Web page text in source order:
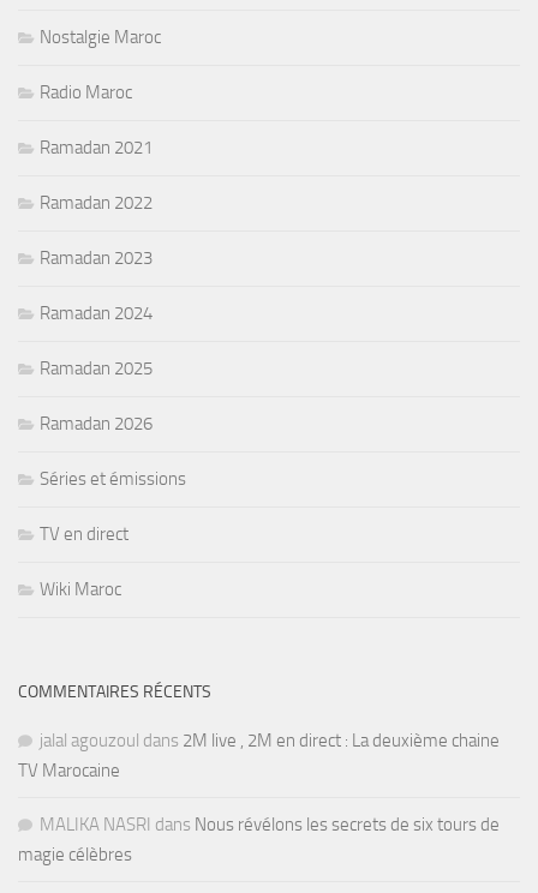
Nostalgie Maroc
Radio Maroc
Ramadan 2021
Ramadan 2022
Ramadan 2023
Ramadan 2024
Ramadan 2025
Ramadan 2026
Séries et émissions
TV en direct
Wiki Maroc
COMMENTAIRES RÉCENTS
jalal agouzoul dans 2M live , 2M en direct : La deuxième chaine
TV Marocaine
MALIKA NASRI dans Nous révélons les secrets de six tours de
magie célèbres